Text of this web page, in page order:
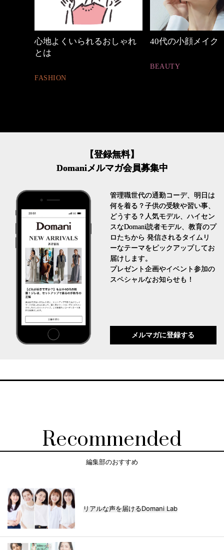
40代の小顔メイク 働く女性のバッグ
FASHION
【登録無料】
Domaniメルマガ会員募集中
管理職世代の通勤コーデ、明日は
何を着る？子供の受験や習い事、
どうする？人気モデル、ハイセン
スなDomani読者モデル、教育のプ
ロたちから 発信されるタイムリ
ーなテーマをピックアップしてお
届けします。
プレゼント企画やイベント参加の
スペシャルなお知らせも！
メルマガに登録する
Recommended
編集部のおすすめ
リアルな声を届けるDomani Lab